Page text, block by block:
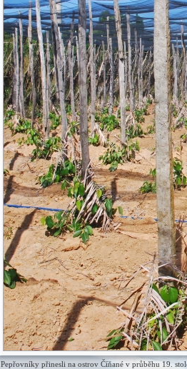
Pepřovníky přinesli na ostrov Číňané v průběhu 19.